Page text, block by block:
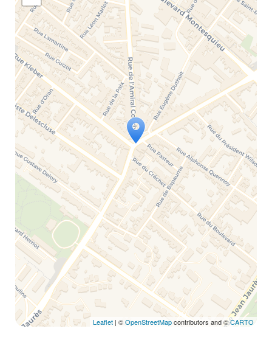
conditions.
Travelers' Map is loading...
If you see this after your page is
loaded completely, leafletJS files are
missing.
Leaflet | ©OpenStreetMapcontributors and ©CARTO